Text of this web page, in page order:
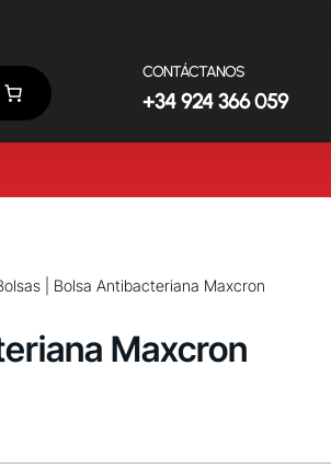
CONTÁCTANOS
+34 924 366 059
| Bolsa Antibacteriana Maxcron
Maxcron